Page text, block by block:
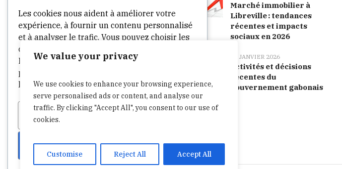
We value your privacy
We use cookies to enhance your browsing experience,
serve personalised ads or content, and analyse our
traffic. By clicking "Accept All", you consent to our use of
cookies.
Customise Reject All Accept All
Les cookies nous aident à améliorer votre
expérience, à fournir un contenu personnalisé
et à analyser le trafic. Vous pouvez choisir les
cookies à autoriser en cliquant sur
Personnaliser . Cliquez surAccepter tout
pour consentir ou
les cookies non essentiels.
Personnaliser
Tout accepter
Marché immobilier à
Libreville : tendances
récentes et impacts
sociaux en 2026
27 JANVIER 2026
Activités et décisions
récentes du
gouvernement gabonais